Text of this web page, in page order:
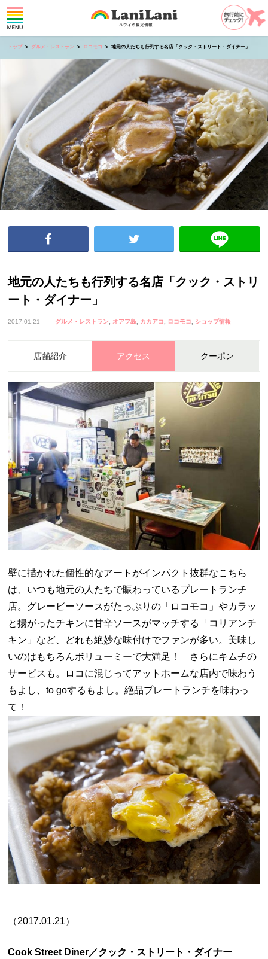
トップ グルメ・レストラン ロコモコ 地元の人たちも行列する名店「クック・ストリート・ダイナー」
地元の人たちも行列する名店「クック・ストリ
ート・ダイナー」
2017.01.21 グルメ・レストラン オアフ島 カカアコ ロコモコ ショップ情報
店舗紹介 アクセス クーポン
壁に描かれた個性的なアートがインパクト抜群なこちら
は、いつも地元の人たちで賑わっているプレートランチ
店。グレービーソースがたっぷりの「ロコモコ」やカラッ
と揚がったチキンに甘辛ソースがマッチする「コリアンチ
キン」など、どれも絶妙な味付けでファンが多い。美味し
いのはもちろんボリューミーで大満足！ さらにキムチの
サービスも。ロコに混じってアットホームな店内で味わう
もよし、to goするもよし。絶品プレートランチを味わっ
て！
（2017.01.21）
Cook Street Diner／クック・ストリート・ダイナー